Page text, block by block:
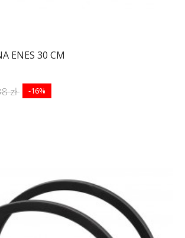
ENES 30 CM
zł -16%